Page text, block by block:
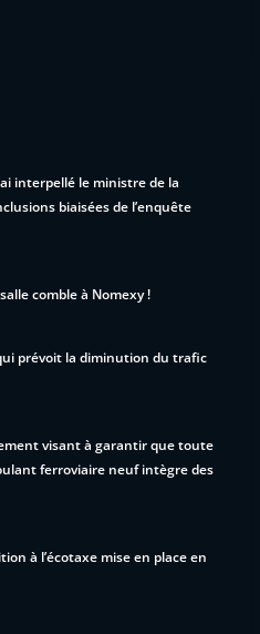
interpellé le ministre de la
biaisées de l’enquête
comble à Nomexy !
qui prévoit la diminution du trafic
visant à garantir que toute
ferroviaire neuf intègre des
à l’écotaxe mise en place en